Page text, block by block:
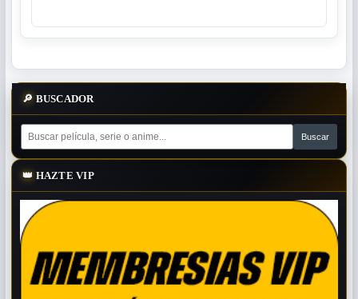
🔎 BUSCADOR
👑 HAZTE VIP